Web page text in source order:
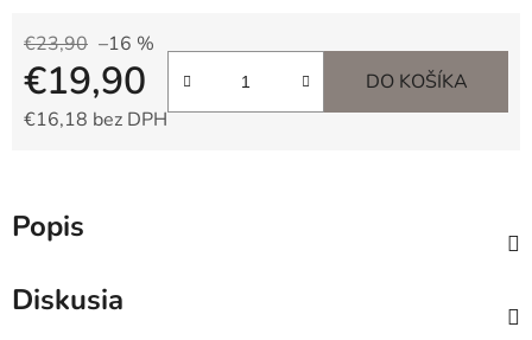
€23,90 –16 %
€19,90
€16,18 bez DPH
DO KOŠÍKA
Popis
Diskusia